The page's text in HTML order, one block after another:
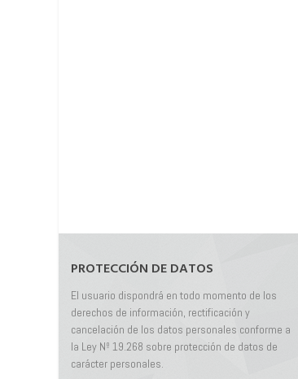
PROTECCIÓN DE DATOS
El usuario dispondrá en todo momento de los
derechos de información, rectificación y
cancelación de los datos personales conforme a
la Ley Nº 19.268 sobre protección de datos de
carácter personales.